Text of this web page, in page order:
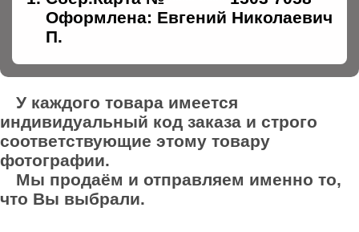
Оформлена: Евгений Николаевич
П.
У каждого товара имеется
индивидуальный код заказа и строго
соответствующие этому товару
фотографии.
Мы продаём и отправляем именно то,
что Вы выбрали.